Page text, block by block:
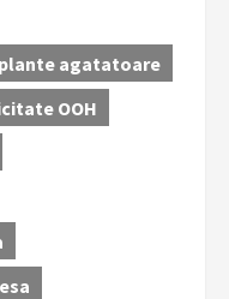
plante agatatoare
OOH